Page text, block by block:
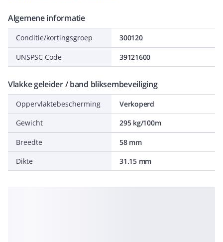
Algemene informatie
Conditie/kortingsgroep 300120
UNSPSC Code 39121600
Vlakke geleider / band bliksembeveiliging
Oppervlaktebescherming
Verkoperd
Gewicht
295 kg/100m
Breedte
58 mm
Dikte
31.15 mm